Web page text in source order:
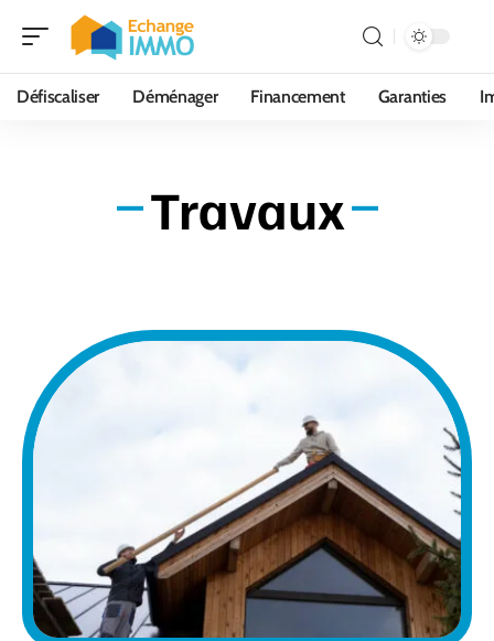
Défiscaliser Déménager Financement Garanties
Travaux